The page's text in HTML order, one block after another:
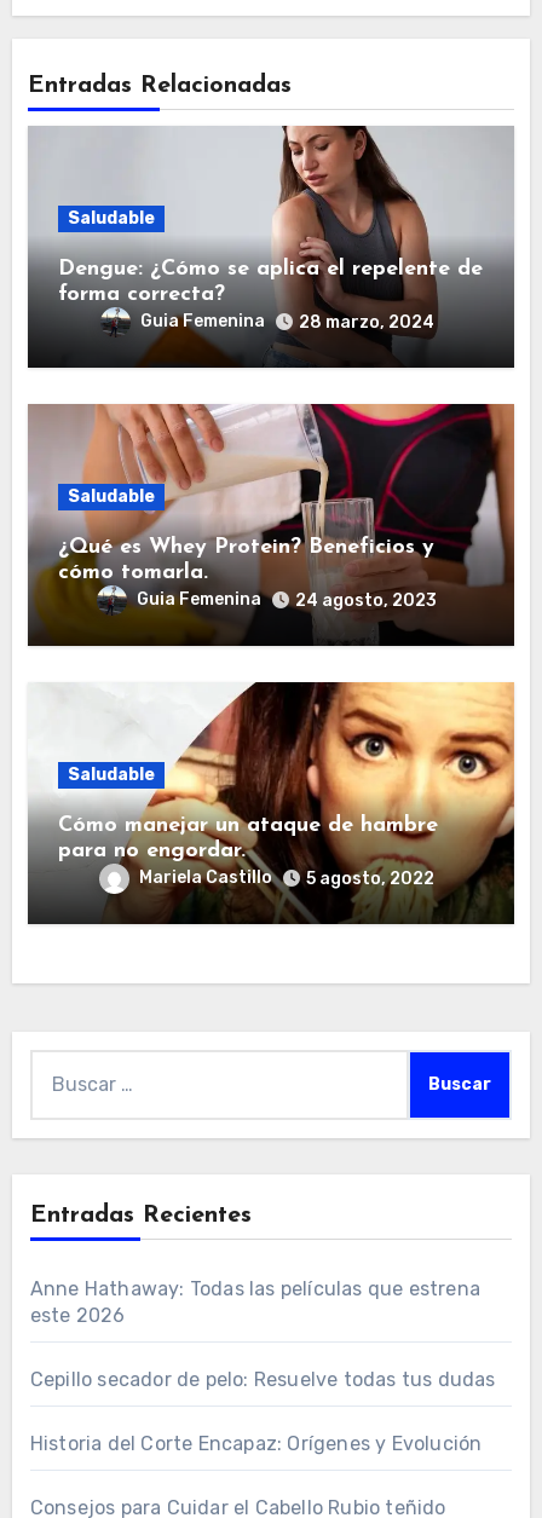
Entradas Relacionadas
Saludable
Dengue: ¿Cómo se aplica el repelente de
forma correcta?
Guia Femenina 28 marzo, 2024
Saludable
¿Qué es Whey Protein? Beneficios y
cómo tomarla.
Guia Femenina 24 agosto, 2023
Saludable
Cómo manejar un ataque de hambre
para no engordar.
Mariela Castillo 5 agosto, 2022
Entradas Recientes
Anne Hathaway: Todas las películas que estrena
este 2026
Cepillo secador de pelo: Resuelve todas tus dudas
Historia del Corte Encapaz: Orígenes y Evolución
Consejos para Cuidar el Cabello Rubio teñido